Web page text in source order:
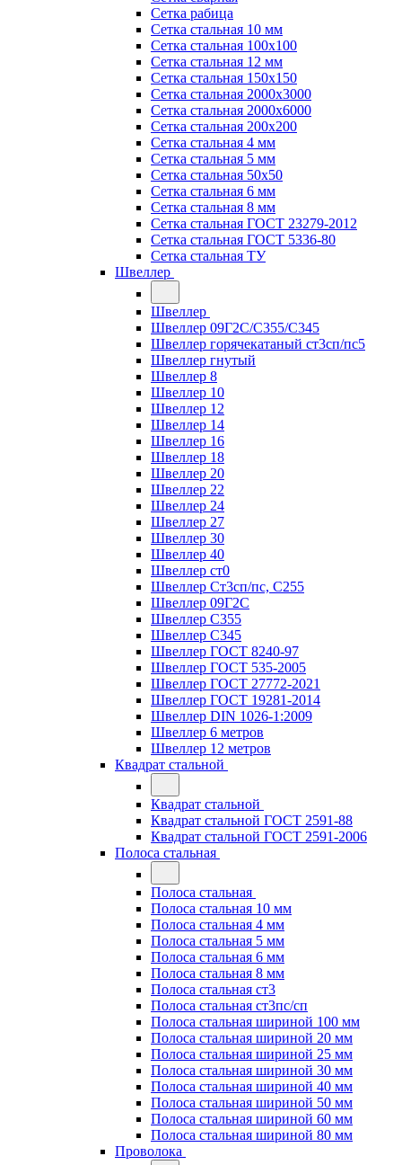
Сетка рабица
Сетка стальная 10 мм
Сетка стальная 100х100
Сетка стальная 12 мм
Сетка стальная 150х150
Сетка стальная 2000х3000
Сетка стальная 2000х6000
Сетка стальная 200х200
Сетка стальная 4 мм
Сетка стальная 5 мм
Сетка стальная 50х50
Сетка стальная 6 мм
Сетка стальная 8 мм
Сетка стальная ГОСТ 23279-2012
Сетка стальная ГОСТ 5336-80
Сетка стальная ТУ
Швеллер
Швеллер
Швеллер 09Г2С/С355/С345
Швеллер горячекатаный ст3сп/пс5
Швеллер гнутый
Швеллер 8
Швеллер 10
Швеллер 12
Швеллер 14
Швеллер 16
Швеллер 18
Швеллер 20
Швеллер 22
Швеллер 24
Швеллер 27
Швеллер 30
Швеллер 40
Швеллер ст0
Швеллер Ст3сп/пс, С255
Швеллер 09Г2С
Швеллер С355
Швеллер С345
Швеллер ГОСТ 8240-97
Швеллер ГОСТ 535-2005
Швеллер ГОСТ 27772-2021
Швеллер ГОСТ 19281-2014
Швеллер DIN 1026-1:2009
Швеллер 6 метров
Швеллер 12 метров
Квадрат стальной
Квадрат стальной
Квадрат стальной ГОСТ 2591-88
Квадрат стальной ГОСТ 2591-2006
Полоса стальная
Полоса стальная
Полоса стальная 10 мм
Полоса стальная 4 мм
Полоса стальная 5 мм
Полоса стальная 6 мм
Полоса стальная 8 мм
Полоса стальная ст3
Полоса стальная ст3пс/сп
Полоса стальная шириной 100 мм
Полоса стальная шириной 20 мм
Полоса стальная шириной 25 мм
Полоса стальная шириной 30 мм
Полоса стальная шириной 40 мм
Полоса стальная шириной 50 мм
Полоса стальная шириной 60 мм
Полоса стальная шириной 80 мм
Проволока